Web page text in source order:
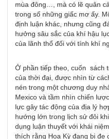
mùa đông…, mà có lẽ quân
trong số những giấc mơ ấy.
định luận khác, nhưng cũng
hưởng sâu sắc của khí hậu
của lãnh thổ đối với tính khí
Ở phần tiếp theo, cuốn sách
của thời đại, được nhìn từ
nén trong một chương duy
Mexico và tầm nhìn chiến
lực gây tác động của địa lý
hướng lớn trong lịch sử đôi
dụng luận thuyết với khái
thích rằng Hoa Kỳ đang bị đe